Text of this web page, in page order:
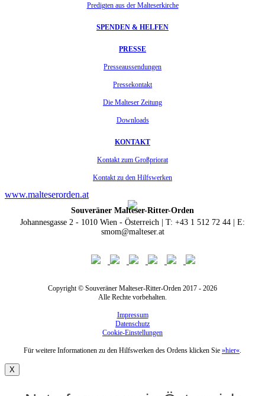
Predigten aus der Malteserkirche
SPENDEN & HELFEN
PRESSE
Presseaussendungen
Pressekontakt
Die Malteser Zeitung
Downloads
KONTAKT
Kontakt zum Großpriorat
Kontakt zu den Hilfswerken
www.malteserorden.at
Souveräner Malteser-Ritter-Orden
Johannesgasse 2 - 1010 Wien - Österreich | T: +43 1 512 72 44 | E:
smom@malteser.at
Copyright © Souveräner Malteser-Ritter-Orden 2017 - 2026
Alle Rechte vorbehalten.
Impressum
Datenschutz
Cookie-Einstellungen
Für weitere Informationen zu den Hilfswerken des Ordens klicken Sie »hier«.
X